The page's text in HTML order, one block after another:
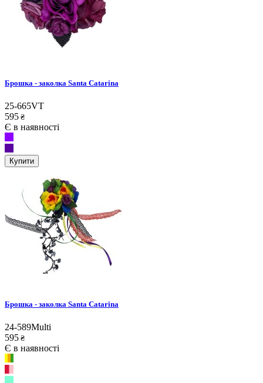
Брошка - заколка Santa Catarina
25-665VT
595 ₴
Є в наявності
Купити
Брошка - заколка Santa Catarina
24-589Multi
595 ₴
Є в наявності